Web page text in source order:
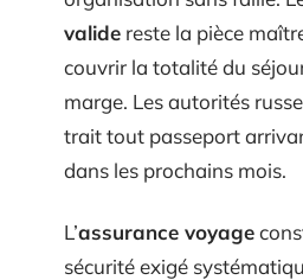
valide reste la pièce
couvrir la totalité du
marge. Les autorités
trait tout passeport
dans les prochains mois.
L’assurance voyage
sécurité exigé